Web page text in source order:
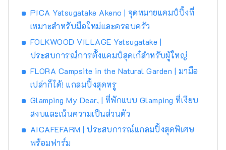
PICA Yatsugatake Akeno | จุดหมายแคมป์ปิ้งที่
เหมาะสำหรับมือใหม่และครอบครัว
FOLKWOOD VILLAGE Yatsugatake |
ประสบการณ์การตั้งแคมป์สุดเก๋สำหรับผู้ใหญ่
FLORA Campsite in the Natural Garden | มามือ
เปล่าก็ได้! แกลมปิ้งสุดหรู
Glamping My Dear, | ที่พักแบบ Glamping ที่เงียบ
สงบและเน้นความเป็นส่วนตัว
AICAFEFARM | ประสบการณ์แกลมปิ้งสุดพิเศษ
พร้อมฟาร์ม